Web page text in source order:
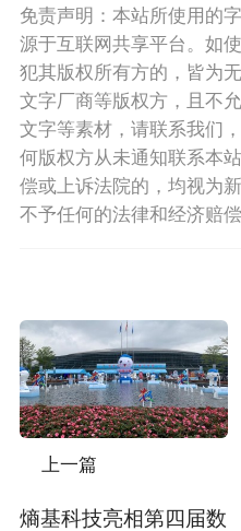
免责声明：本站所使用的
源于互联网共享平台。如
犯其版权所有方的，皆为
文字厂商等版权方，且不
文字等素材，请联系我们
何版权方从未通知联系本
偿或上诉法院的，均视为
不予任何的法律和经济赔
上一篇
熵基科技亮相第四届数